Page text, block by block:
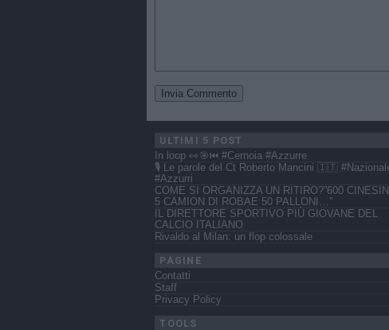
ULTIMI 5 POST
In loop 👀🎯⏮️ #Cernoia #Azzurre
🎙️ Le parole del Ct Roberto Mancini 🇮🇹
#Azzurri
COME SI ORGANIZZA UN RITIRO?”600
5 CAMION DI ROBAE 50 PALLONI…”
IL DIRETTORE SPORTIVO PIÙ GIOVANE DEL
CALCIO ITALIANO
Rivaldo al Milan: un flop colossale
PAGINE
Contatti
Staff
Privacy Policy
TOOLS